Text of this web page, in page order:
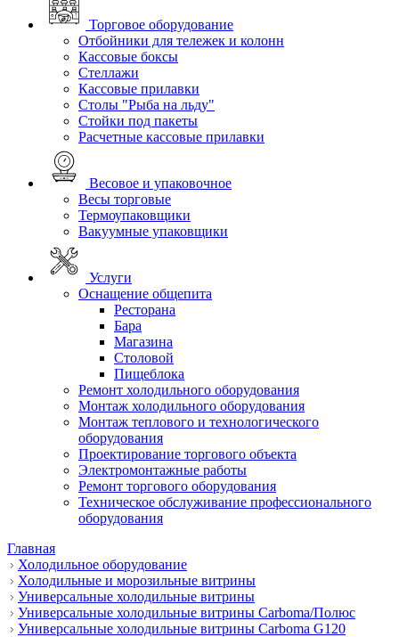
Торговое оборудование
Отбойники для тележек и колонн
Кассовые боксы
Стеллажи
Кассовые прилавки
Столы "Рыба на льду"
Стойки под пакеты
Расчетные кассовые прилавки
Весовое и упаковочное
Весы торговые
Термоупаковщики
Вакуумные упаковщики
Услуги
Оснащение общепита
Ресторана
Бара
Магазина
Столовой
Пищеблока
Ремонт холодильного оборудования
Монтаж холодильного оборудования
Монтаж теплового и технологического
оборудования
Проектирование торгового объекта
Электромонтажные работы
Ремонт торгового оборудования
Техническое обслуживание профессионального
оборудования
Главная
Холодильное оборудование
Холодильные и морозильные витрины
Универсальные холодильные витрины
Универсальные холодильные витрины Carboma/Полюс
Универсальные холодильные витрины Carboma G120